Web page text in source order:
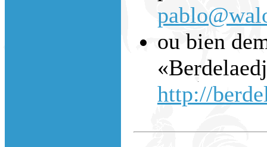
ou bien
http://